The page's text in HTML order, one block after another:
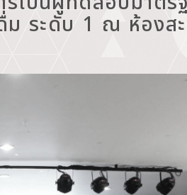
ม ระดับ 1 ณ ห้องส